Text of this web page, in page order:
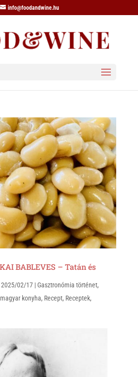
info@foodandwine.hu
BABLEVES – Tatán és
2025/02/17|Gasztronómia történet,
magyar konyha, Recept, Receptek,